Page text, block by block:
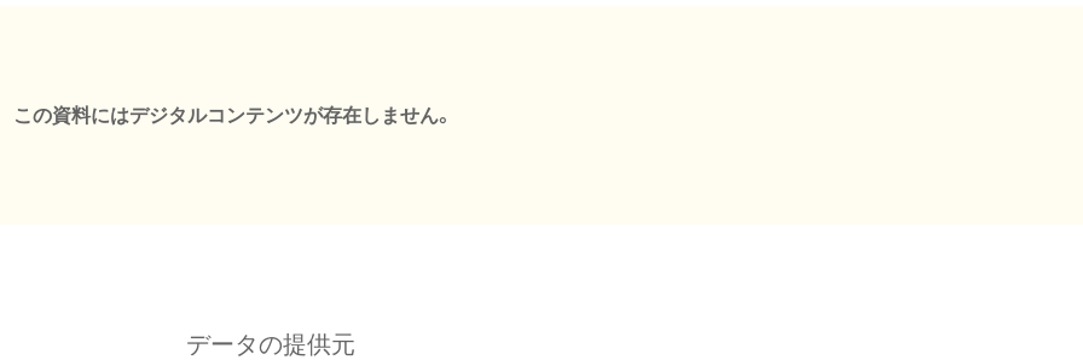
この資料にはデジタルコンテンツが存在しません。
データの提供元